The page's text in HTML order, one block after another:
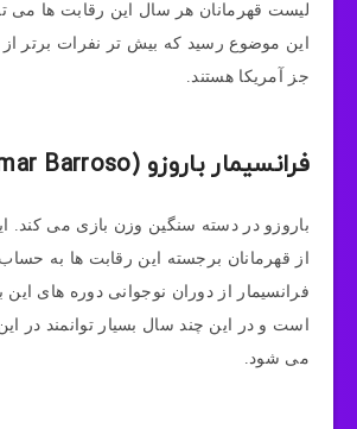
لیست قهرمانان هر سال این رقابت ها می
این موضوع رسید که بیش تر نفرات برتر
جز آمریکا هستند.
فرانسیمار باروزو (Francimar Barroso)
باروزو در دسته سنگین وزن بازی می کند.
از قهرمانان برجسته این رقابت ها به
فرانسیمار از دوران نوجوانی دوره های این
است و در این چند سال بسیار توانمند در
می شود.